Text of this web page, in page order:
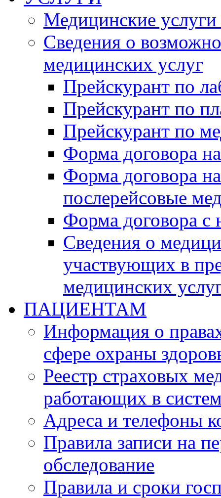
Медицинские
Сведения о
медицинских услуг
Прейскурант по
Прейскурант по
Прейскурант по
Форма договора
Форма договора
послерейсовые
Форма договора
Сведения о
участвующих в
медицинских
ПАЦИЕНТАМ
Информация о
сфере охраны
Реестр страховых
работающих в
Адреса и телефоны
Правила записи на
обследование
Правила и сроки